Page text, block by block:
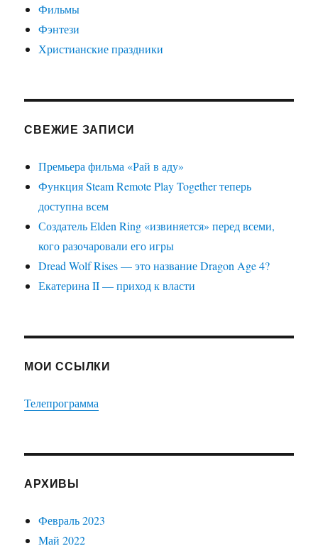
Фильмы
Фэнтези
Христианские праздники
СВЕЖИЕ ЗАПИСИ
Премьера фильма «Рай в аду»
Функция Steam Remote Play Together теперь
доступна всем
Создатель Elden Ring «извиняется» перед всеми,
кого разочаровали его игры
Dread Wolf Rises — это название Dragon Age 4?
Екатерина II — приход к власти
МОИ ССЫЛКИ
Телепрограмма
АРХИВЫ
Февраль 2023
Май 2022